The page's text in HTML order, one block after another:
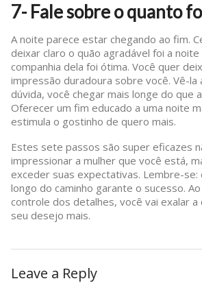
7- Fale sobre o quanto
A noite parece estar chegando ao fim.
deixar claro o quão agradável foi a
companhia dela foi ótima. Você quer
impressão duradoura sobre você. Vê-la
dúvida, você chegar mais longe do que
Oferecer um fim educado a uma noite
estimula o gostinho de quero mais.
Estes sete passos são super eficazes
impressionar a mulher que você está,
exceder suas expectativas. Lembre-se:
longo do caminho garante o sucesso.
controle dos detalhes, você vai exalar a
seu desejo mais.
Leave a Reply